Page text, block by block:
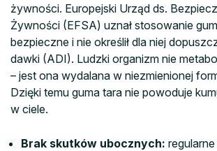
żywności. Europejski Urząd ds.
Żywności (EFSA) uznał stosowanie
bezpieczne i nie określił dla niej
dawki (ADI). Ludzki organizm nie
– jest ona wydalana w niezmienionej
Dzięki temu guma tara nie powoduje
w ciele.
Brak skutków ubocznych: